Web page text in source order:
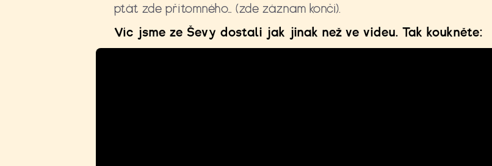
ptát zde přítomného… (zde záznam končí).
Víc jsme ze Ševy dostali jak jinak než ve videu. Tak koukněte: